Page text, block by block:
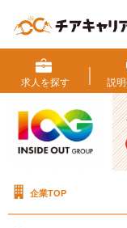
求人を探す 説
企業TOP